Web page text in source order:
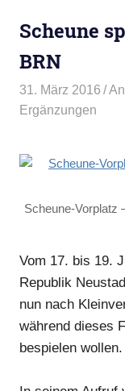
Scheune
BRN
31. März 2016
Ergänzungen
Scheune-Vorplatz
Vom 17. bis 19.
Republik
nun nach
während dieses
bespielen wollen.